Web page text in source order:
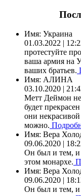
Имя: Украина
01.03.2022 |
протестуйте
ваша армия на
ваших братьев.
Имя: АЛИНА
03.10.2020 |
Метт Деймон
будет
они
можно.
Имя: Вера
09.06.2020 |
Он был и тем, и
этом монархе.
Имя: Вера
09.06.2020 |
Он был и тем, и